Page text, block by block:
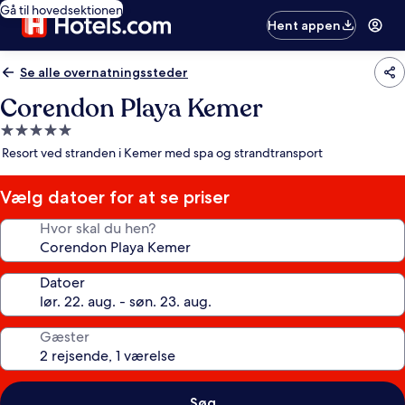
Gå til hovedsektionen
Hent appen
Se alle overnatningssteder
Corendon Playa Kemer
5.0-
stjernet
Resort ved stranden i Kemer med spa og strandtransport
Vælg datoer for at se priser
Hvor skal du hen?
Datoer
Gæster